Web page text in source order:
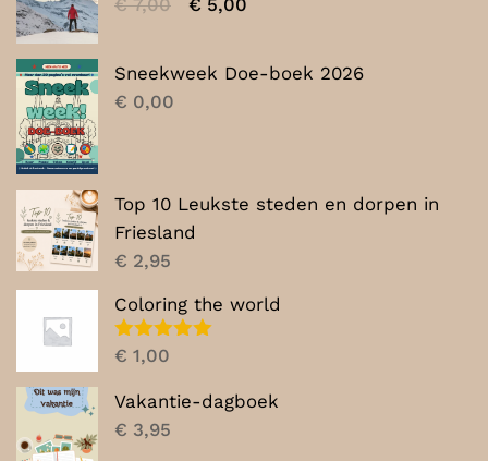
€ 7,00.
€ 5,00.
Sneekweek Doe-boek 2026
€ 0,00
Top 10 Leukste steden en dorpen in
Friesland
€ 2,95
Coloring the world
Gewaardeerd
5.00
€ 1,00
Vakantie-dagboek
€ 3,95